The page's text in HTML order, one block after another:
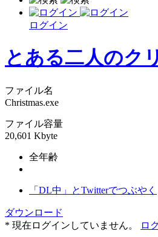
ログイン
とある二人のク
ファイル名
Christmas.exe
ファイル容量
20,601 Kbyte
全年齢
「DL中」とTwitterでつぶやく
ダウンロード
* 現在ログインしていません。
ロ